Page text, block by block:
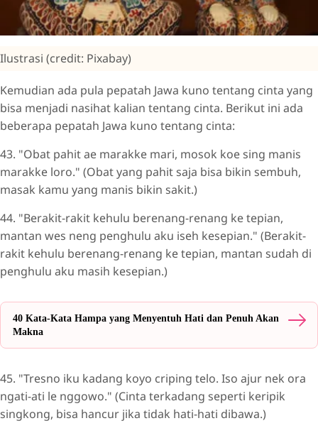
Ilustrasi (credit: Pixabay)
Kemudian ada pula pepatah Jawa kuno tentang cinta yang
bisa menjadi nasihat kalian tentang cinta. Berikut ini ada
beberapa pepatah Jawa kuno tentang cinta:
43. "Obat pahit ae marakke mari, mosok koe sing manis
marakke loro." (Obat yang pahit saja bisa bikin sembuh,
masak kamu yang manis bikin sakit.)
44. "Berakit-rakit kehulu berenang-renang ke tepian,
mantan wes neng penghulu aku iseh kesepian." (Berakit-
rakit kehulu berenang-renang ke tepian, mantan sudah di
penghulu aku masih kesepian.)
40 Kata-Kata Hampa yang Menyentuh Hati dan Penuh Akan
Makna
45. "Tresno iku kadang koyo criping telo. Iso ajur nek ora
ngati-ati le nggowo." (Cinta terkadang seperti keripik
singkong, bisa hancur jika tidak hati-hati dibawa.)